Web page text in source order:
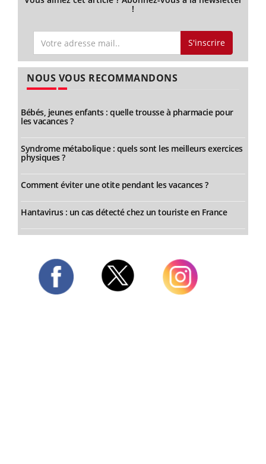
!
S'inscrire
NOUS VOUS RECOMMANDONS
Bébés, jeunes enfants : quelle trousse à pharmacie pour
les vacances ?
Syndrome métabolique : quels sont les meilleurs exercices
physiques ?
Comment éviter une otite pendant les vacances ?
Hantavirus : un cas détecté chez un touriste en France